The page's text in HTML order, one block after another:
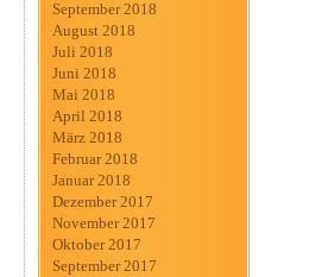
September 2018
August 2018
Juli 2018
Juni 2018
Mai 2018
April 2018
März 2018
Februar 2018
Januar 2018
Dezember 2017
November 2017
Oktober 2017
September 2017